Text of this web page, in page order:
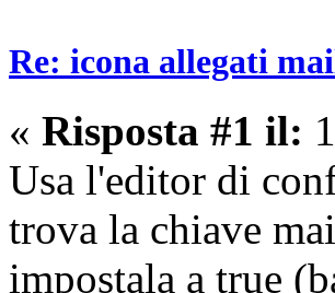
Re: icona allegati
« Risposta #1 il:
Usa l'editor di
trova la chiave
impostala a true